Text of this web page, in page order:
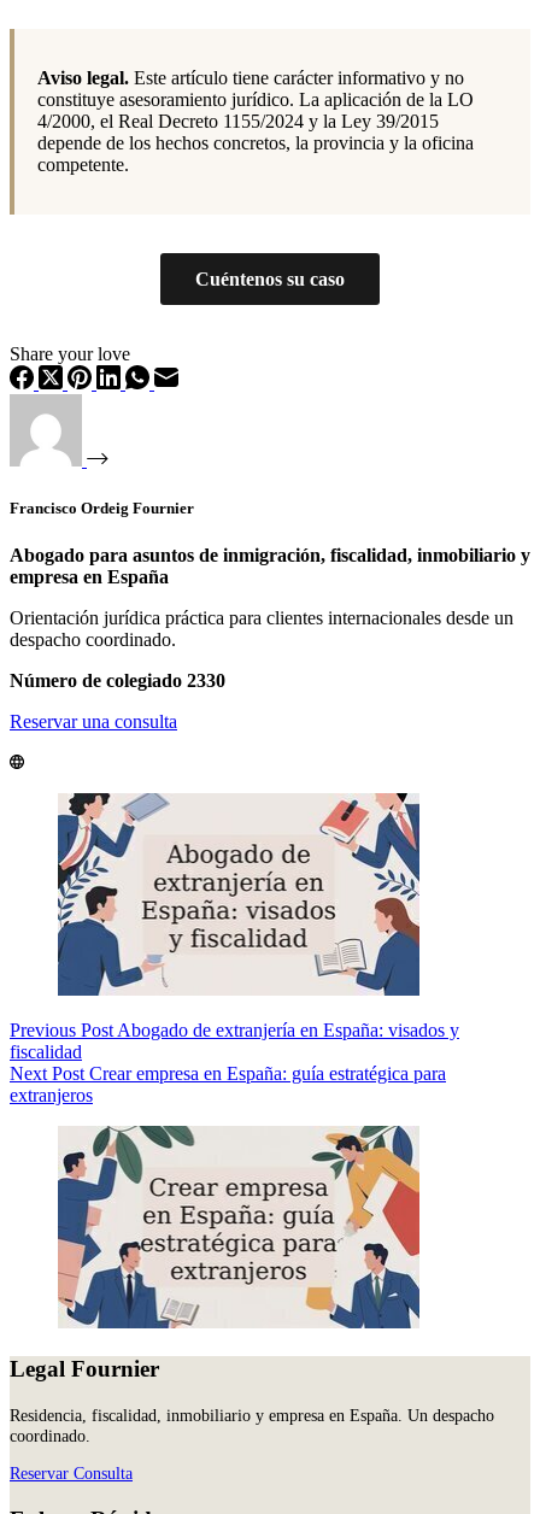
Aviso legal. Este artículo tiene carácter informativo y no
constituye asesoramiento jurídico. La aplicación de la LO
4/2000, el Real Decreto 1155/2024 y la Ley 39/2015
depende de los hechos concretos, la provincia y la oficina
competente.
Cuéntenos su caso
Share your love
Francisco Ordeig Fournier
Abogado para asuntos de inmigración, fiscalidad, inmobiliario y
empresa en España
Orientación jurídica práctica para clientes internacionales desde un
despacho coordinado.
Número de colegiado 2330
Reservar una consulta
Previous Post Abogado de extranjería en España: visados y
fiscalidad
Next Post Crear empresa en España: guía estratégica para
extranjeros
Legal Fournier
Residencia, fiscalidad, inmobiliario y empresa en España. Un despacho
coordinado.
Reservar Consulta